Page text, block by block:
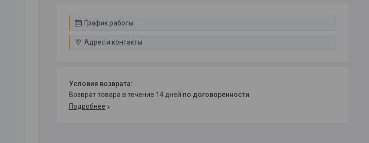
График работы
Адрес и контакты
возврат товара в течение 14 дней по договоренности
Подробнее